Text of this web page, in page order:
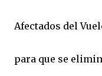
Afectados del
para que se